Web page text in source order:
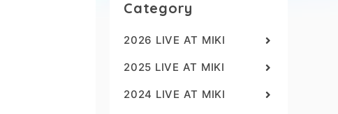
Category
2026 LIVE AT MIKI
2025 LIVE AT MIKI
2024 LIVE AT MIKI